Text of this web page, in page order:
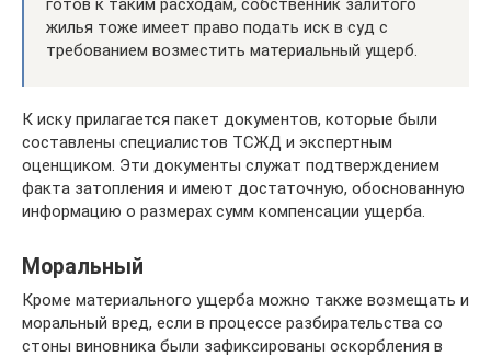
жилья тоже имеет право подать иск в суд с
требованием возместить материальный ущерб.
К иску прилагается пакет документов, которые были
составлены специалистов ТСЖД и экспертным
оценщиком. Эти документы служат подтверждением
факта затопления и имеют достаточную, обоснованную
информацию о размерах сумм компенсации ущерба.
Моральный
Кроме материального ущерба можно также возмещать и
моральный вред, если в процессе разбирательства со
стоны виновника были зафиксированы оскорбления в